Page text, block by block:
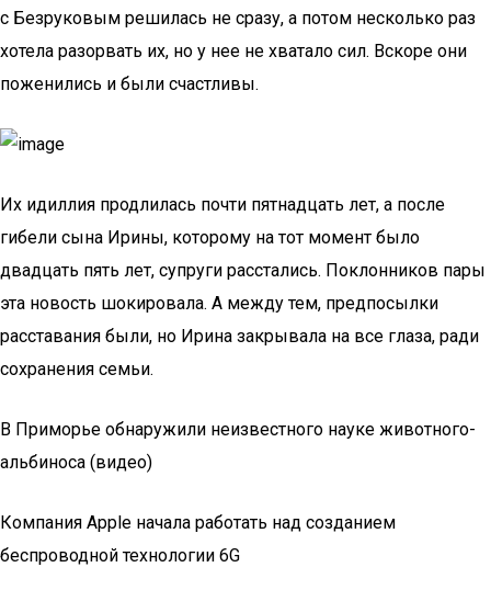
с Безруковым решилась не сразу, а потом несколько раз
хотела разорвать их, но у нее не хватало сил. Вскоре они
поженились и были счастливы.
Их идиллия продлилась почти пятнадцать лет, а после
гибели сына Ирины, которому на тот момент было
двадцать пять лет, супруги расстались. Поклонников пары
эта новость шокировала. А между тем, предпосылки
расставания были, но Ирина закрывала на все глаза, ради
сохранения семьи.
В Приморье обнаружили неизвестного науке животного-
альбиноса (видео)
Компания Apple начала работать над созданием
беспроводной технологии 6G